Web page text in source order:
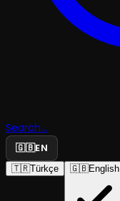
Search...
🇬🇧EN
🇹🇷Türkçe 🇬🇧English